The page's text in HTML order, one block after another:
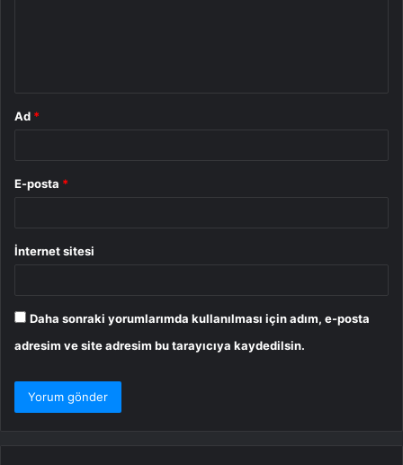
Ad *
E-posta *
İnternet sitesi
Daha sonraki yorumlarımda kullanılması için adım, e-posta
adresim ve site adresim bu tarayıcıya kaydedilsin.